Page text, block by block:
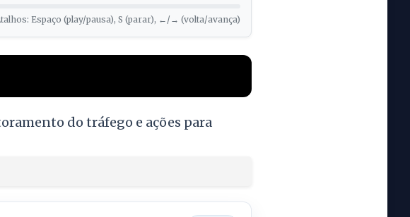
Espaço (play/pausa), S (parar), ←/→ (volta/avança)
do tráfego e ações para